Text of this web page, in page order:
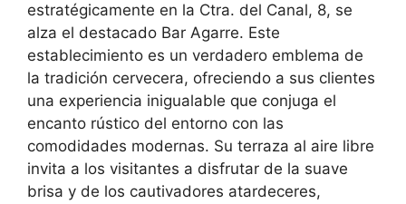
estratégicamente en la Ctra. del Canal, 8, se
alza el destacado Bar Agarre. Este
establecimiento es un verdadero emblema de
la tradición cervecera, ofreciendo a sus clientes
una experiencia inigualable que conjuga el
encanto rústico del entorno con las
comodidades modernas. Su terraza al aire libre
invita a los visitantes a disfrutar de la suave
brisa y de los cautivadores atardeceres,